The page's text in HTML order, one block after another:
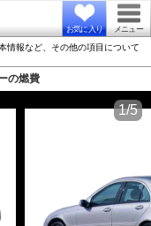
お気に入り メニュー
情報など、その他の項目について
の燃費
1/5